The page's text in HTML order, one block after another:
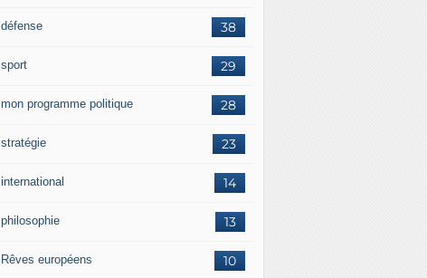
38
défense
29
sport
28
mon programme politique
23
stratégie
14
international
13
philosophie
10
Rêves européens